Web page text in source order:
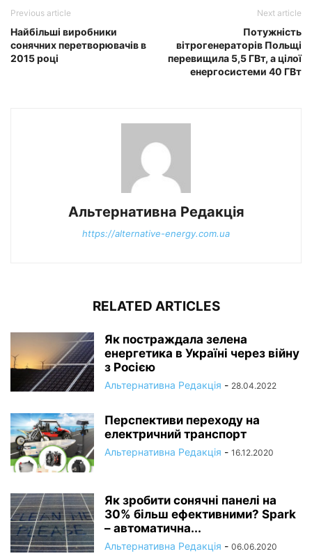
Previous article
Найбільші виробники
сонячних перетворювачів в
2015 році
Next article
Потужність
вітрогенераторів Польщі
перевищила 5,5 ГВт, а цілої
енергосистеми 40 ГВт
Альтернативна Редакція
https://alternative-energy.com.ua
RELATED ARTICLES
Як постраждала зелена
енергетика в Україні через війну
з Росією
Альтернативна Редакція - 28.04.2022
Перспективи переходу на
електричний транспорт
Альтернативна Редакція - 16.12.2020
Як зробити сонячні панелі на
30% більш ефективними? Spark
– автоматична...
Альтернативна Редакція - 06.06.2020